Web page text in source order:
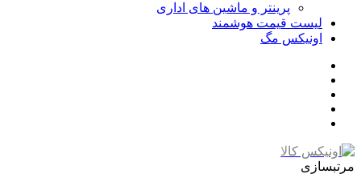
پرینتر و ماشین های اداری
لیست قیمت هوشمند
اونیکس مگ
مرتبسازی